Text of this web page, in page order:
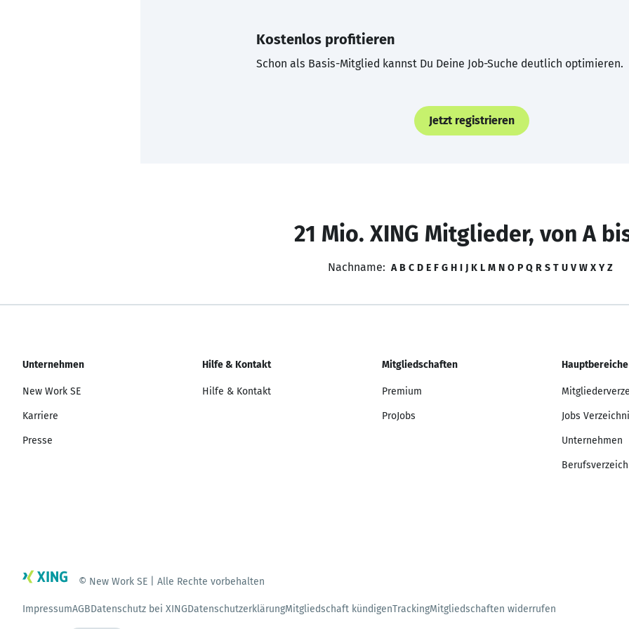
Kostenlos profitieren
Schon als Basis-Mitglied kannst Du Deine Job-Suche deutlich optimieren.
Jetzt registrieren
21 Mio. XING Mitglieder, von A
Nachname: A B C D E F G H I J K L M N O P Q R S T U V W X Y Z
Unternehmen
New Work SE
Karriere
Presse
Hilfe & Kontakt
Hilfe & Kontakt
Mitgliedschaften
Premium
ProJobs
Hauptbereiche
Jobs
Unternehmen
© New Work SE | Alle Rechte vorbehalten
ImpressumAGBDatenschutz bei XINGDatenschutzerklärungMitgliedschaft kündigenTrackingMitgliedschaften widerrufen